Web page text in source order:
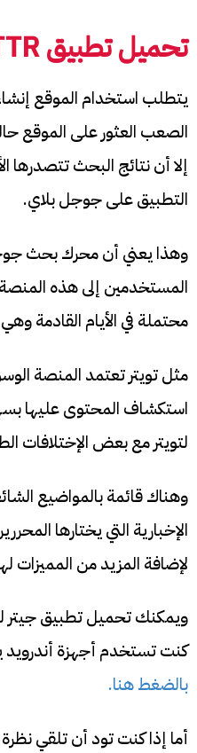
تحميل تطبيق
يتطلب استخدام الموقع
الصعب العثور على الموقع
إلا أن نتائج البحث تتصدرها
التطبيق على جوجل بلاي.
وهذا يعني أن محرك بحث
المستخدمين إلى هذه
محتملة في الأيام القادمة
مثل تويتر تعتمد المنصة
استكشاف المحتوى عليها
لتويتر مع بعض الإختلافات
وهناك قائمة بالمواضيع
الإخبارية التي يختارها
لإضافة المزيد من المميزات
ويمكنك تحميل تطبيق جيتر
كنت تستخدم أجهزة
بالضغط هنا.
أما إذا كنت تود أن تلقي